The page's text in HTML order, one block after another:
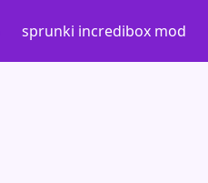
sprunki incredibox mod